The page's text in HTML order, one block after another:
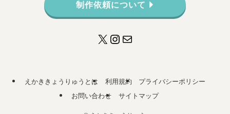
制作依頼について
X Instagram
メール
えかききょうりゅうとは 利用規約
プライバシーポリシー
お問い合わせ
サイトマップ